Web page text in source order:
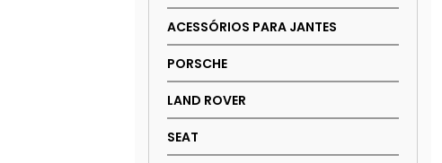
ACESSÓRIOS PARA JANTES
PORSCHE
LAND ROVER
SEAT